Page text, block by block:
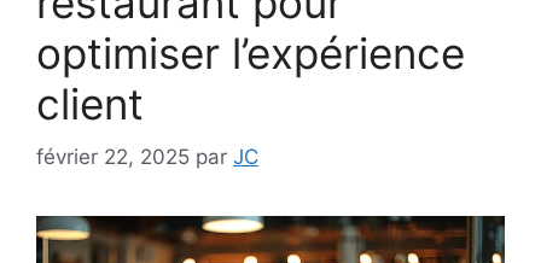
optimiser l’expérience
client
février 22, 2025 par JC